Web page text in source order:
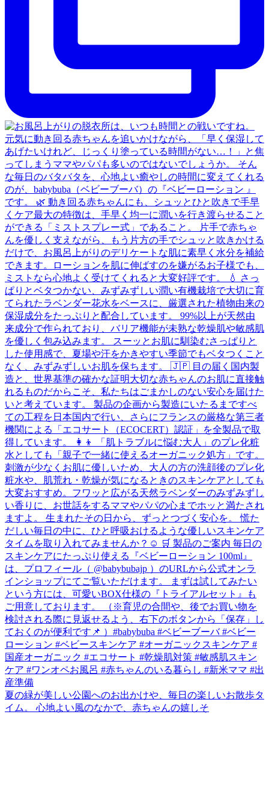
夏の緑が美しい公園へのお出かけや、毎日の楽しいお散歩タ
イム。 心地よい風のなかで、赤ちゃんの嬉しそ